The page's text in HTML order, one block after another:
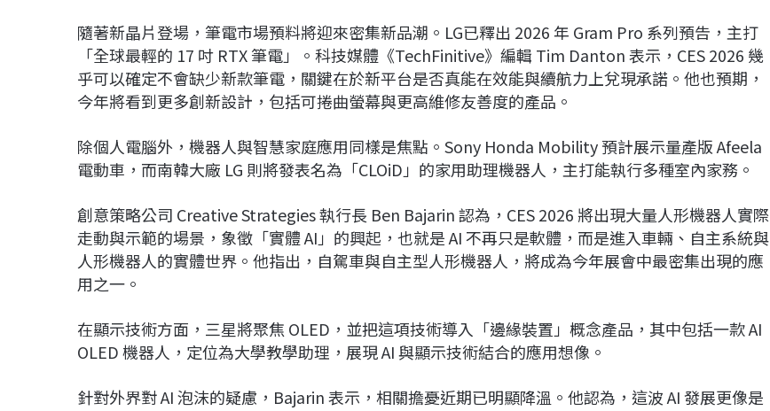
隨著新晶片登場，筆電市場預料將迎來密集新品潮。 LG已釋出 2026 年 Gram Pro 系列預告，主打
「全球最輕的 17 吋 RTX 筆電」。科技媒體《TechFinitive》編輯 Tim Danton表示，CES 2026 幾
乎可以確定不會缺少新款筆電，關鍵在於新平台是否真能在效能與續航力上兌現承諾。他也預期，
今年將看到更多創新設計，包括可捲曲螢幕與更高維修友善度的產品。
除個人電腦外，機器人與智慧家庭應用同樣是焦點。 Sony Honda Mobility預計展示量產版 Afeela
電動車，而南韓大廠 LG 則將發表名為「CLOiD」的家用助理機器人，主打能執行多種室內家務。
創意策略公司 Creative Strategies 執行長 Ben Bajarin認為，CES 2026 將出現大量人形機器人實際
走動與示範的場景，象徵「實體 AI」的興起，也就是 AI 不再只是軟體，而是進入車輛、自主系統與
人形機器人的實體世界。他指出，自駕車與自主型人形機器人，將成為今年展會中最密集出現的應
用之一。
在顯示技術方面， 三星將聚焦 OLED，並把這項技術導入「邊緣裝置」概念產品，其中包括一款 AI
OLED 機器人，定位為大學教學助理，展現 AI 與顯示技術結合的應用想像。
針對外界對 AI 泡沫的疑慮，Bajarin 表示，相關擔憂近期已明顯降溫。他認為，這波 AI 發展更像是